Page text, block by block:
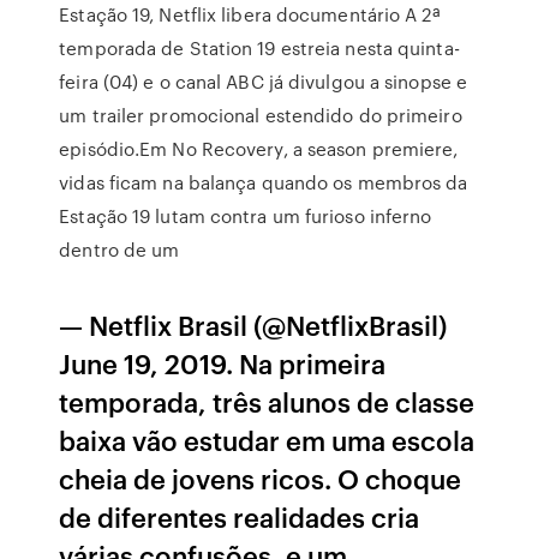
Estação 19, Netflix libera documentário A 2ª
temporada de Station 19 estreia nesta quinta-
feira (04) e o canal ABC já divulgou a sinopse e
um trailer promocional estendido do primeiro
episódio.Em No Recovery, a season premiere,
vidas ficam na balança quando os membros da
Estação 19 lutam contra um furioso inferno
dentro de um
— Netflix Brasil (@NetflixBrasil)
June 19, 2019. Na primeira
temporada, três alunos de classe
baixa vão estudar em uma escola
cheia de jovens ricos. O choque
de diferentes realidades cria